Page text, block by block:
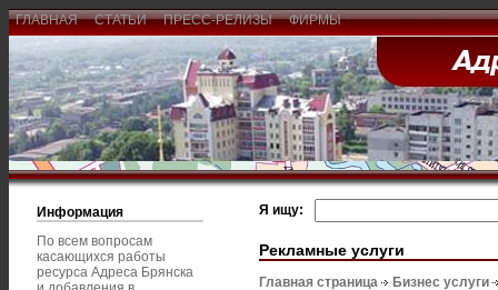
ГЛАВНАЯ СТАТЬИ ПРЕСС-РЕЛИЗЫ ФИРМЫ
Информация
По всем вопросам
касающихся работы
ресурса Адреса Брянска
Я ищу:
Рекламные услуги
Главная страница Бизнес услуги